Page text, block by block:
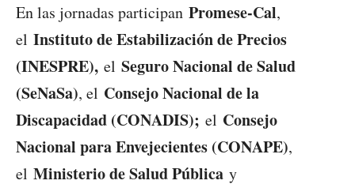
En las jornadas participan Promese-Cal,
el Instituto de Estabilización de Precios
(INESPRE), el Seguro Nacional de Salud
(SeNaSa), el Consejo Nacional de la
Discapacidad (CONADIS); el Consejo
Nacional para Envejecientes (CONAPE),
el Ministerio de Salud Pública y